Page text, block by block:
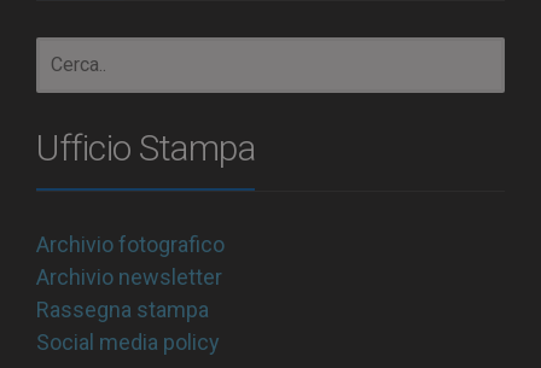
Ufficio Stampa
Archivio fotografico
Archivio newsletter
Rassegna stampa
Social media policy